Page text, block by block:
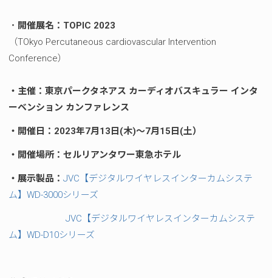
・ 開催展名 ：TOPIC 2023
（TOkyo Percutaneous cardiovascular Intervention
Conference）
・主催：東京パークタネアス カーディオバスキュラー インタ
ーベンション カンファレンス
・開催日：2023年7月13日(木)～7月15日(土）
・開催場所：セルリアンタワー東急ホテル
・展示製品：JVC【デジタルワイヤレスインターカムシステ
ム】WD-3000シリーズ
JVC【デジタルワイヤレスインターカムシステ
ム】WD-D10シリーズ